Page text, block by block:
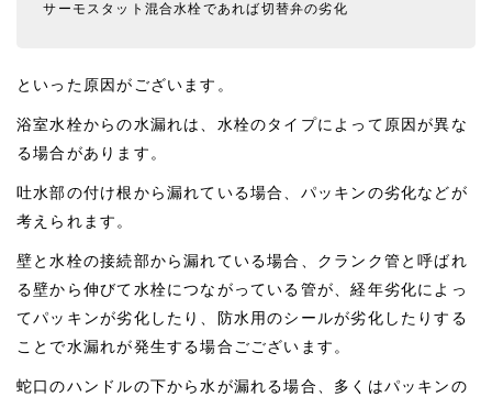
サーモスタット混合水栓であれば切替弁の劣化
といった原因がございます。
浴室水栓からの水漏れは、水栓のタイプによって原因が異な
る場合があります。
吐水部の付け根から漏れている場合、パッキンの劣化などが
考えられます。
壁と水栓の接続部から漏れている場合、クランク管と呼ばれ
る壁から伸びて水栓につながっている管が、経年劣化によっ
てパッキンが劣化したり、防水用のシールが劣化したりする
ことで水漏れが発生する場合ごございます。
蛇口のハンドルの下から水が漏れる場合、多くはパッキンの